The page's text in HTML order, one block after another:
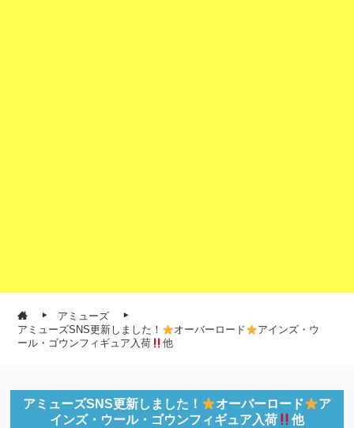
アミューズ
アミューズSNS更新しました！
オーバーロード
アインズ・ウ
ール・ゴウンフィギュア入荷
他
アミューズSNS更新しました！ オーバーロード
ア
インズ・ウール・ゴウンフィギュア入荷
他